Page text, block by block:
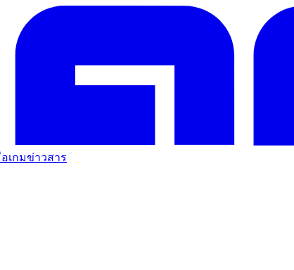
เกมข่าวสาร